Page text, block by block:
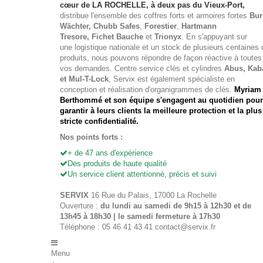
cœur de LA ROCHELLE, à deux pas du Vieux-Port,
distribue l'ensemble des coffres forts et armoires fortes
Wächter, Chubb Safes, Forestier, Hartmann
Tresore, Fichet Bauche et Trionyx. En s'appuyant sur
une logistique nationale et un stock de plusieurs centaines
produits, nous pouvons répondre de façon réactive à toutes
vos demandes. Centre service clés et cylindres Abus,
et Mul-T-Lock, Servix est également spécialiste en
conception et réalisation d'organigrammes de clés. Myriam
Berthommé et son équipe s'engagent au quotidien pour
garantir à leurs clients la meilleure protection et la plus
stricte confidentialité.
Nos points forts :
+ de 47 ans d'expérience
Des produits de haute qualité
Un service client attentionné, précis et suivi
SERVIX 16 Rue du Palais, 17000 La Rochelle
Ouverture : du lundi au samedi de 9h15 à 12h30 et de
13h45 à 18h30 | le samedi fermeture à 17h30
Téléphone : 05 46 41 43 41 contact@servix.fr
Menu